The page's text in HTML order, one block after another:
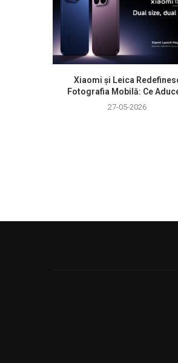
Xiaomi și Leica
Fotografia Mobilă: Ce
27-05-2026